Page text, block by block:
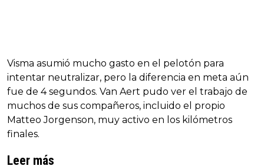
Visma asumió mucho gasto en el pelotón para
intentar neutralizar, pero la diferencia en meta aún
fue de 4 segundos. Van Aert pudo ver el trabajo de
muchos de sus compañeros, incluido el propio
Matteo Jorgenson, muy activo en los kilómetros
finales.
Leer más